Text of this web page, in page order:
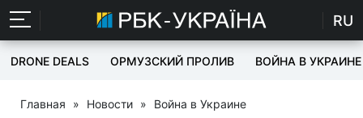
RU
DRONE DEALS ОРМУЗСКИЙ ПРОЛИВ ВОЙНА В УКРАИНЕ
Главная » Новости » Война в Украине